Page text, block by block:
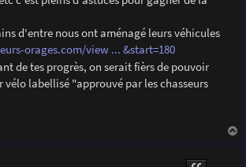
d'entre nous ont aménagé leurs véhicules
orages.com/view ... &start=180
de tes progrès, on serait fièrs de pouvoir
vélo labellisé "approuvé par les chasseurs